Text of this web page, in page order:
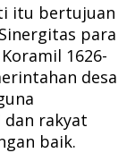
itu bertujuan
para
1626-
desa
rakyat
baik.